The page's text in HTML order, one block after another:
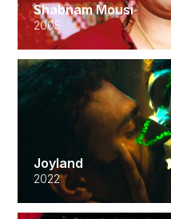
Shabnam Mousi
2005
Joyland
2022